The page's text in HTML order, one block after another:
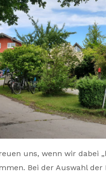
uns, wenn wir dabei
Bei der Auswahl